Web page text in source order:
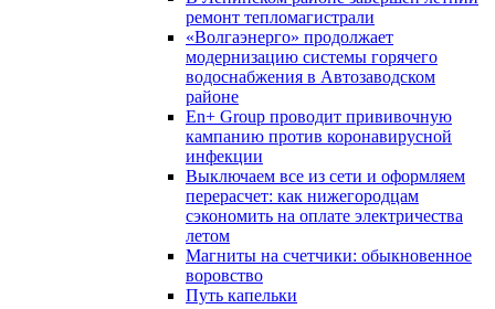
ремонт тепломагистрали
«Волгаэнерго» продолжает
модернизацию системы горячего
водоснабжения в Автозаводском
районе
En+ Group проводит прививочную
кампанию против коронавирусной
инфекции
Выключаем все из сети и оформляем
перерасчет: как нижегородцам
сэкономить на оплате электричества
летом
Магниты на счетчики: обыкновенное
воровство
Путь капельки